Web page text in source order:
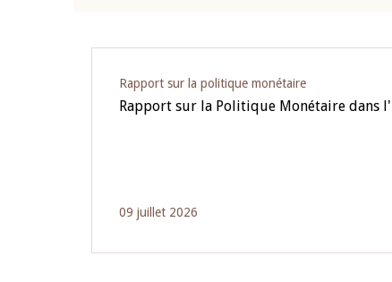
Rapport sur la politique monétaire
Rapport sur la Politique Monétaire dans
09 juillet 2026